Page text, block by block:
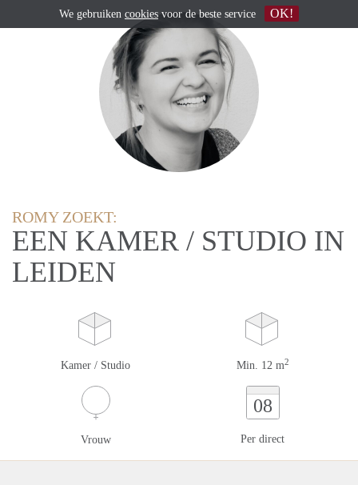
ROMY ZOEKT:
EEN KAMER / STUDIO IN
LEIDEN
Kamer / Studio Min. 12 m2
Vrouw
08
Per direct
We gebruiken cookies voor de beste service OK!